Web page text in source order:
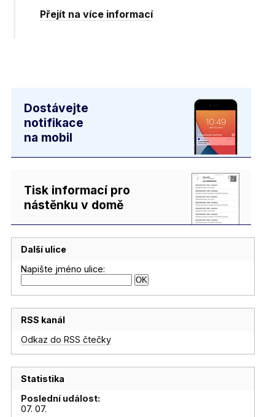
Přejít na více informací
Dostávejte
notifikace
na mobil
Tisk informací pro
nástěnku v domě
Další ulice
Napište jméno ulice:
RSS kanál
Odkaz do RSS čtečky
Statistika
Poslední událost:
07. 07.